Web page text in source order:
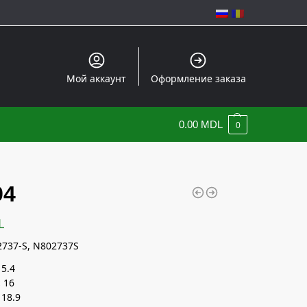
Мой аккаунт Оформление заказа
0.00 MDL 0
S, N802737S
5.4
16
18.9